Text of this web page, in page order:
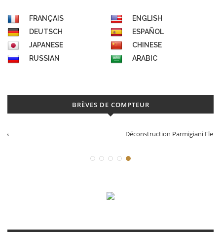
FRANÇAIS
ENGLISH
DEUTSCH
ESPAÑOL
JAPANESE
CHINESE
RUSSIAN
ARABIC
BRÈVES DE COMPTEUR
Déconstruction Parmigiani Fleurier